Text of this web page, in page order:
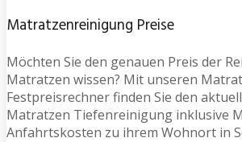
Matratzenreinigung Preise
Möchten Sie den genauen Preis der
Matratzen wissen? Mit unseren
Festpreisrechner finden Sie den
Matratzen Tiefenreinigung inklusive
Anfahrtskosten zu ihrem Wohnort in